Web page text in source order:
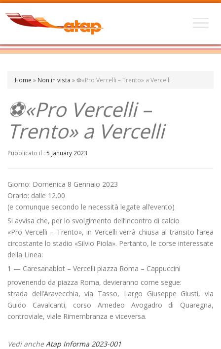
Home » Non in vista »⚽«Pro Vercelli – Trento» a Vercelli
⚽«Pro Vercelli –
Trento» a Vercelli
Pubblicato il : 5 January 2023
Giorno: Domenica 8 Gennaio 2023
Orario: dalle 12.00
(e comunque secondo le necessità legate all’evento)
Si avvisa che, per lo svolgimento dell’incontro di calcio
«Pro Vercelli – Trento», in Vercelli verrà chiusa al transito l’area
circostante lo stadio «Silvio Piola». Pertanto, le corse interessate
della Linea:
1 — Caresanablot – Vercelli piazza Roma – Cappuccini
provenendo da piazza Roma, devieranno come segue:
strada dell’Aravecchia, via Tasso, Largo Giuseppe Giusti, via
Guido Cavalcanti, corso Amedeo Avogadro di Quaregna,
controviale, viale Rimembranza e viceversa.
Vedi ancheAtap Informa 2023-001